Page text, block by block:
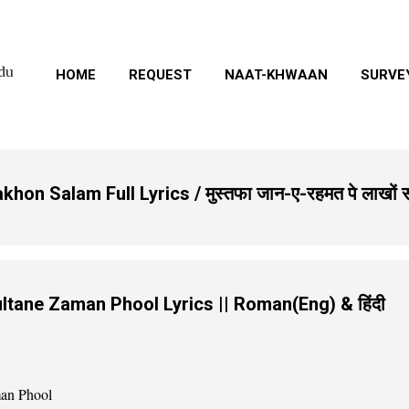
HOME REQUEST NAAT-KHWAAN
Salam Full Lyrics / मुस्तफा जान-ए-रहमत पे लाखों
Zaman Phool Lyrics || Roman(Eng) & हिंदी
Phool